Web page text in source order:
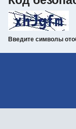
Введите символы